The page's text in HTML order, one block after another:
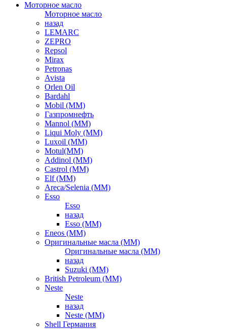
Моторное масло
Моторное масло
назад
LEMARC
ZEPRO
Repsol
Mirax
Petronas
Avista
Orlen Oil
Bardahl
Mobil (ММ)
Газпромнефть
Mannol (ММ)
Liqui Moly (ММ)
Luxoil (ММ)
Motul(ММ)
Addinol (ММ)
Castrol (ММ)
Elf (ММ)
Areca/Selenia (ММ)
Esso
Esso
назад
Esso (ММ)
Eneos (ММ)
Оригинальные масла (ММ)
Оригинальные масла (ММ)
назад
Suzuki (ММ)
British Petroleum (ММ)
Neste
Neste
назад
Neste (ММ)
Shell Германия